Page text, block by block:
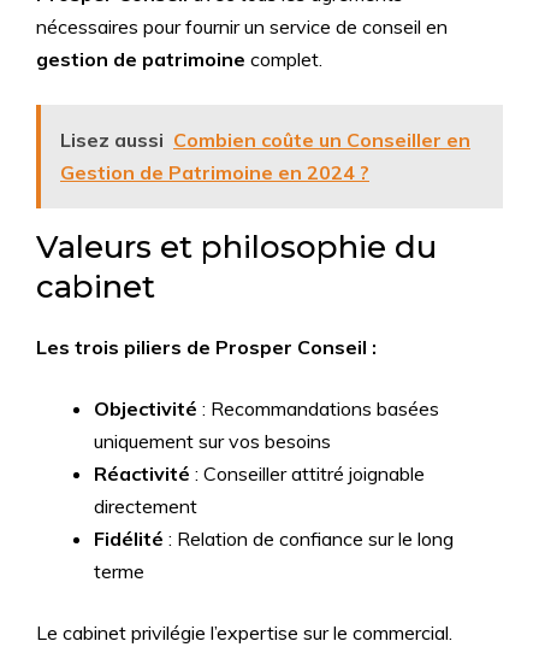
nécessaires pour fournir un service de conseil en
gestion de patrimoine complet.
Lisez aussi Combien coûte un Conseiller en
Gestion de Patrimoine en 2024 ?
Valeurs et philosophie du
cabinet
Les trois piliers de Prosper Conseil :
Objectivité : Recommandations basées
uniquement sur vos besoins
Réactivité : Conseiller attitré joignable
directement
Fidélité : Relation de confiance sur le long
terme
Le cabinet privilégie l’expertise sur le commercial.